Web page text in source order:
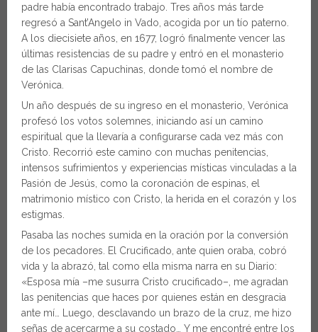
padre había encontrado trabajo. Tres años más tarde
regresó a Sant’Angelo in Vado, acogida por un tío paterno.
A los diecisiete años, en 1677, logró finalmente vencer las
últimas resistencias de su padre y entró en el monasterio
de las Clarisas Capuchinas, donde tomó el nombre de
Verónica.
Un año después de su ingreso en el monasterio, Verónica
profesó los votos solemnes, iniciando así un camino
espiritual que la llevaría a configurarse cada vez más con
Cristo. Recorrió este camino con muchas penitencias,
intensos sufrimientos y experiencias místicas vinculadas a la
Pasión de Jesús, como la coronación de espinas, el
matrimonio místico con Cristo, la herida en el corazón y los
estigmas.
Pasaba las noches sumida en la oración por la conversión
de los pecadores. El Crucificado, ante quien oraba, cobró
vida y la abrazó, tal como ella misma narra en su Diario:
«Esposa mía –me susurra Cristo crucificado–, me agradan
las penitencias que haces por quienes están en desgracia
ante mí… Luego, desclavando un brazo de la cruz, me hizo
señas de acercarme a su costado… Y me encontré entre los